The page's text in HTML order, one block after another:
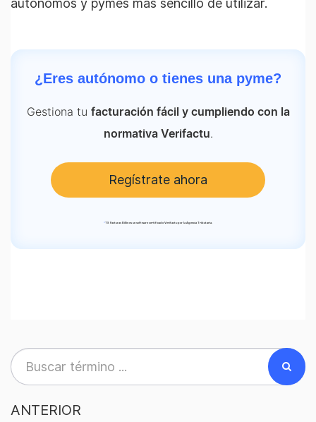
autónomos y pymes más sencillo de utilizar.
¿Eres autónomo o tienes una pyme?
Gestiona tu facturación fácil y cumpliendo con la
normativa Verifactu.
Regístrate ahora
*TS Facturas Billin es un software certificado Verifactu por la Agencia Tributaria.
ANTERIOR